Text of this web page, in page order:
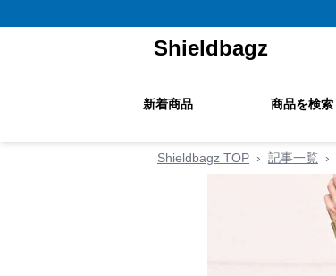
Shieldbagz
新着商品 商品を検索
Shieldbagz TOP › 記事一覧 ›